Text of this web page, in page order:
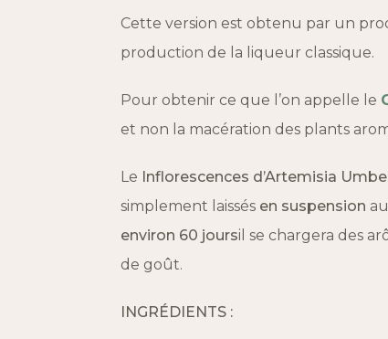
Cette version est obtenu par un
production de la liqueur classique.
Pour obtenir ce que l’on appelle le
et non la macération des plants
Le Inflorescences d’Artemisia
simplement laissés en suspension
environ 60 joursil se chargera des
de goût.
INGRÉDIENTS :